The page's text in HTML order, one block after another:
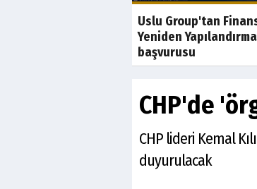
Uslu Group'tan
Yeniden Yapılandırma
başvurusu
CHP'de
CHP lideri Kemal
duyurulacak